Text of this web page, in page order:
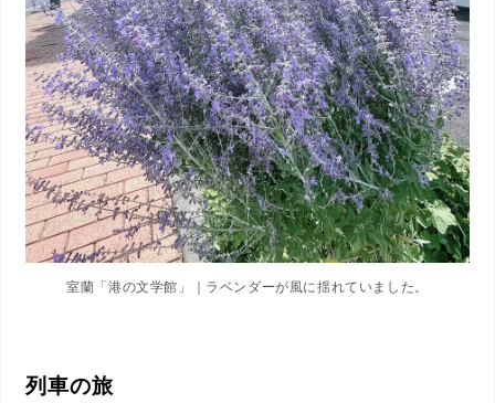
室蘭「港の文学館」｜ラベンダーが風に揺れていました。
列車の旅